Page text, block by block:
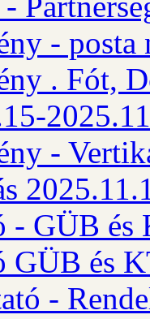
- posta
. Fót,
-
- GÜB és
GÜB és
-